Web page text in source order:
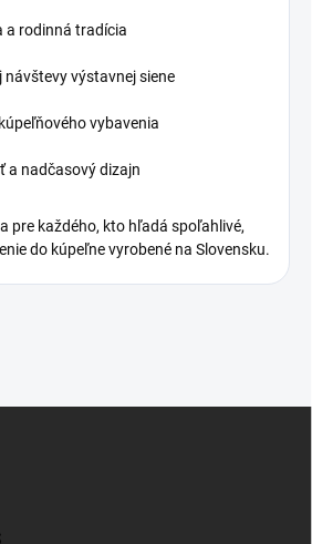
a rodinná tradícia
výstavnej siene
vybavenia
a nadčasový dizajn
pre každého, kto hľadá spoľahlivé,
do kúpeľne vyrobené na Slovensku.